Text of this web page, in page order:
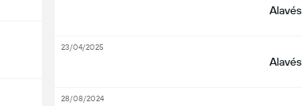
Alavés
Alavés
23/04/2025
28/08/2024